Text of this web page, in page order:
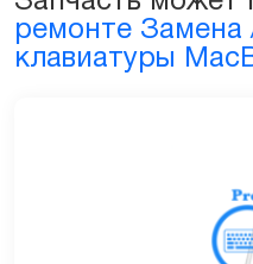
А1260
quantity
ремонте Замена
клавиатуры